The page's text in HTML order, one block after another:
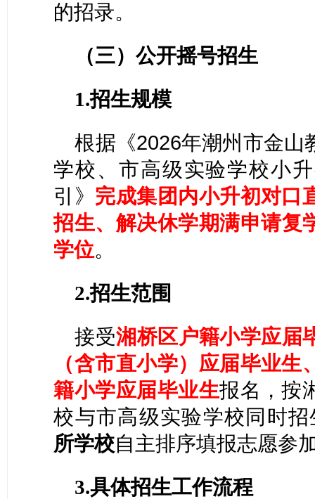
的招录。
（三）公开摇号招生
1.招生规模
根据《2026年潮州市金山
学校、市高级实验学校小
引》 完成集团内小升初对口
招生、解决休学期满申请复
学位。
2.招生范围
接受湘桥区户籍小学应届
（含市直小学）应届毕业
籍小学应届毕业生报名，按
校与市高级实验学校同时招
所学校自主排序填报志愿参
3.具体招生工作流程